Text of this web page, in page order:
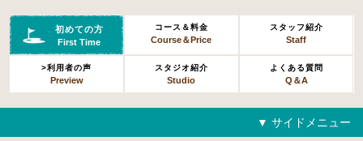
初めての方
First Time
コース＆料金
Course＆Price
スタッフ紹介
Staff
>利用者の声
Preview
スタジオ紹介
Studio
よくある質問
Q＆A
▼ サイドメニュー